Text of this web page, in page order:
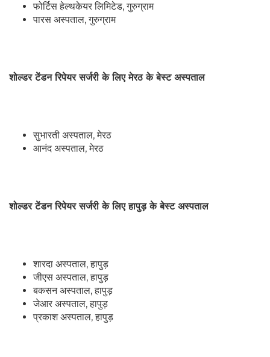
फोर्टिस हेल्थकेयर लिमिटेड, गुरुग्राम
पारस अस्पताल, गुरुग्राम
शोल्डर टेंडन रिपेयर सर्जरी के लिए मेरठ के बेस्ट अस्पताल
सुभारती अस्पताल, मेरठ
आनंद अस्पताल, मेरठ
शोल्डर टेंडन रिपेयर सर्जरी के लिए हापुड़ के बेस्ट अस्पताल
शारदा अस्पताल, हापुड़
जीएस अस्पताल, हापुड़
बकसन अस्पताल, हापुड़
जेआर अस्पताल, हापुड़
प्रकाश अस्पताल, हापुड़